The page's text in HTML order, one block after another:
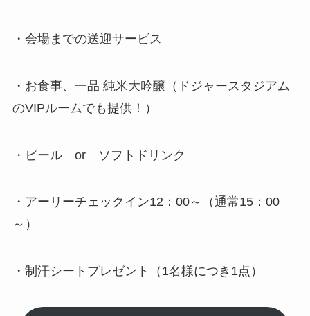
・会場までの送迎サービス
・お食事、一品 純米大吟醸（ドジャースタジアム
のVIPルームでも提供！）
・ビール or ソフトドリンク
・アーリーチェックイン12：00～（通常15：00
～）
・制汗シートプレゼント（1名様につき1点）